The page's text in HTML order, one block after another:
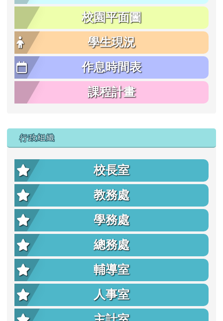
校園平面圖
學生現況
作息時間表
課程計畫
行政組織
校長室
教務處
學務處
總務處
輔導室
人事室